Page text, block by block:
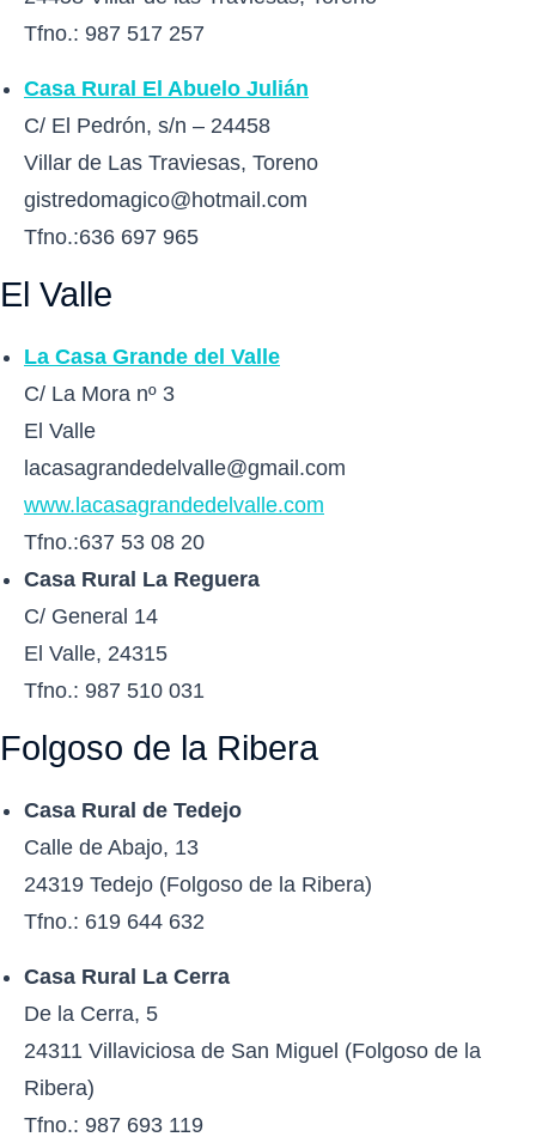
Tfno.: 987 517 257
Casa Rural El Abuelo Julián
C/ El Pedrón, s/n – 24458
Villar de Las Traviesas, Toreno
gistredomagico@hotmail.com
Tfno.:636 697 965
El Valle
La Casa Grande del Valle
C/ La Mora nº 3
El Valle
lacasagrandedelvalle@gmail.com
www. lacasagrandedelvalle.com
Tfno.:637 53 08 20
Casa Rural La Reguera
C/ General 14
El Valle, 24315
Tfno.: 987 510 031
Folgoso de la Ribera
Casa Rural de Tedejo
Calle de Abajo, 13
24319 Tedejo (Folgoso de la Ribera)
Tfno.: 619 644 632
Casa Rural La Cerra
De la Cerra, 5
24311 Villaviciosa de San Miguel (Folgoso de la
Ribera)
Tfno.: 987 693 119